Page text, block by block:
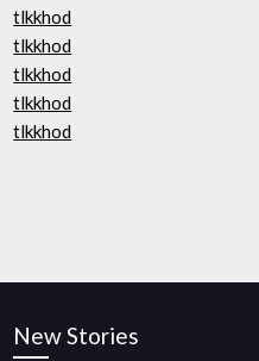
tlkkhod
tlkkhod
tlkkhod
tlkkhod
tlkkhod
New Stories